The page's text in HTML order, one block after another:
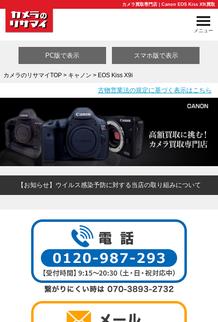
カメラ買取専門店｜Canon EOS Kiss X9i買取
メニュー
買取カテゴリ一覧
PC版で表示 スマホ版で表示
カメラのリサマイTOP> キャノン > EOS Kiss X9i
古物営業法の規定に基づく表示はこちら
【お知らせ】ウイルス感染予防に対する当店の取り組みについて